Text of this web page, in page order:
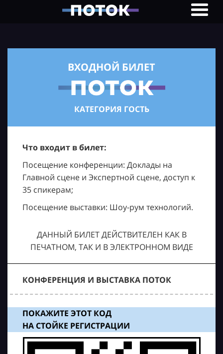
ВХОДНОЙ БИЛЕТ
КАТЕГОРИЯ ГОСТЬ
Что входит в билет:
Посещение конференции: Доклады на
Главной сцене и Экспертной сцене, доступ к
35 спикерам;
Посещение выставки: Шоу-рум технологий.
ДАННЫЙ БИЛЕТ ДЕЙСТВИТЕЛЕН КАК В
ПЕЧАТНОМ, ТАК И В ЭЛЕКТРОННОМ ВИДЕ
КОНФЕРЕНЦИЯ И ВЫСТАВКА ПОТОК
ПОКАЖИТЕ ЭТОТ КОД
НА СТОЙКЕ РЕГИСТРАЦИИ